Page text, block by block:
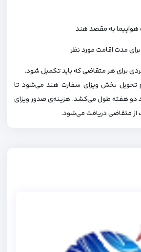
هواپیما به مقصد هند
مدت اقامت مورد نظر
برای هر متقاضی که باید تکمیل شود.
تحویل بخش ویزای سفارت هند می‌شود تا
دو هفته طول می‌کشد. هزینه‌ی صدور ویزای
از متقاضی دریافت می‌شود.